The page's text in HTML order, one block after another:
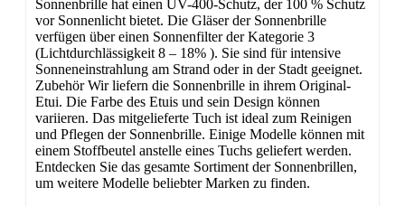
Sonnenbrille hat einen UV-400-Schutz, der 100 % Schutz
vor Sonnenlicht bietet. Die Gläser der Sonnenbrille
verfügen über einen Sonnenfilter der Kategorie 3
(Lichtdurchlässig­keit 8 – 18% ). Sie sind für intensive
Sonneneinstrahlung am Strand oder in der Stadt geeignet.
Zubehör Wir liefern die Sonnenbrille in ihrem Original-
Etui. Die Farbe des Etuis und sein Design können
variieren. Das mitgelieferte Tuch ist ideal zum Reinigen
und Pflegen der Sonnenbrille. Einige Modelle können mit
einem Stoffbeutel anstelle eines Tuchs geliefert werden.
Entdecken Sie das gesamte Sortiment der Sonnenbrillen,
um weitere Modelle beliebter Marken zu finden.